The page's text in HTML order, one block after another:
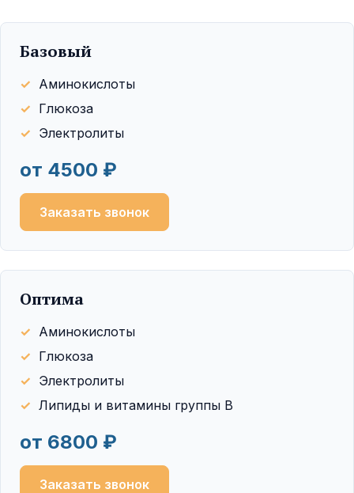
Базовый
Аминокислоты
Глюкоза
Электролиты
от 4500 ₽
Заказать звонок
Оптима
Аминокислоты
Глюкоза
Электролиты
Липиды и витамины группы B
от 6800 ₽
Заказать звонок